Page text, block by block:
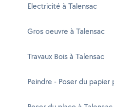
Electricité à Talensac
Gros oeuvre à Talensac
Travaux Bois à Talensac
Peindre - Poser du papier